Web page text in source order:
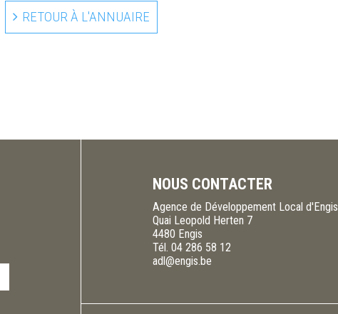
RETOUR À L'ANNUAIRE
NOUS CONTACTER
Agence de Développement Local d'Engis
Quai Leopold Herten 7
4480 Engis
Tél. 04 286 58 12
adl@engis.be